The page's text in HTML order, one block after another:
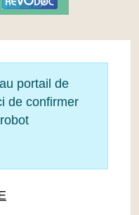
portail de
de confirmer